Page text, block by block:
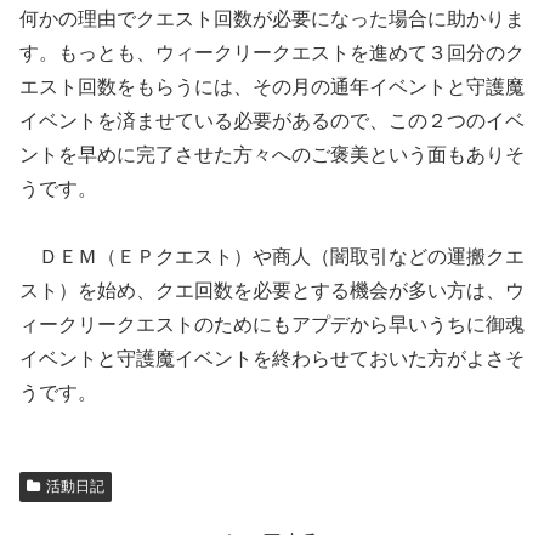
何かの理由でクエスト回数が必要になった場合に助かりま
す。もっとも、ウィークリークエストを進めて３回分のク
エスト回数をもらうには、その月の通年イベントと守護魔
イベントを済ませている必要があるので、この２つのイベ
ントを早めに完了させた方々へのご褒美という面もありそ
うです。
ＤＥＭ（ＥＰクエスト）や商人（闇取引などの運搬クエ
スト）を始め、クエ回数を必要とする機会が多い方は、ウ
ィークリークエストのためにもアプデから早いうちに御魂
イベントと守護魔イベントを終わらせておいた方がよさそ
うです。
活動日記